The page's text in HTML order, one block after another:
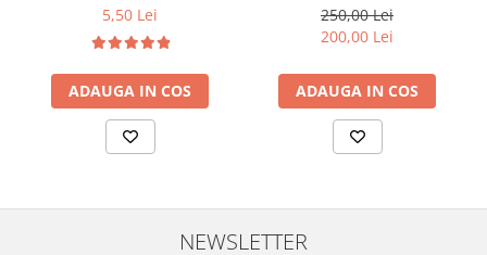
5,50 Lei
ADAUGA IN COS
250,00 Lei
200,00 Lei
ADAUGA IN COS
NEWSLETTER